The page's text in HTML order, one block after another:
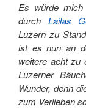
Es würde mich
durch Lailas
Luzern zu
ist es nun an
weitere acht zu
Luzerner
Wunder, denn
zum Verlieben